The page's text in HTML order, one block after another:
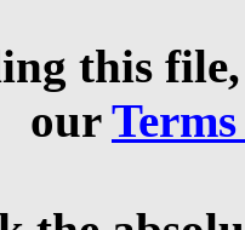
this
our